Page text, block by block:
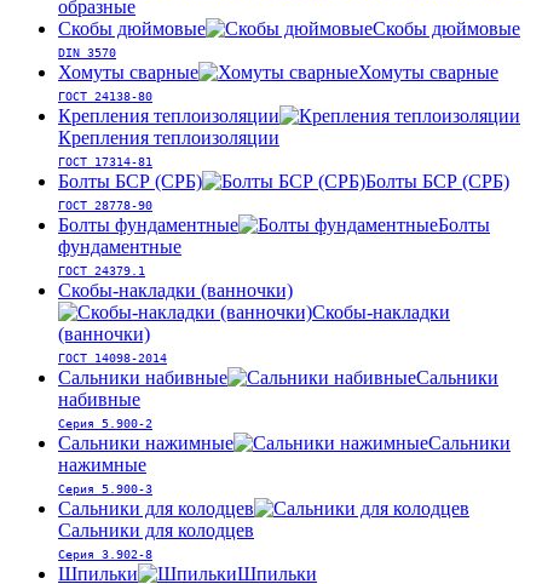
образные
Скобы дюймовые
Скобы дюймовые
DIN 3570
Хомуты сварные Хомуты сварные
ГОСТ 24138-80
Крепления теплоизоляции
Крепления теплоизоляции
ГОСТ 17314-81
Болты БСР (СРБ) Болты БСР (СРБ)
ГОСТ 28778-90
Болты фундаментные
Болты
фундаментные
ГОСТ 24379.1
Скобы-накладки (ванночки)
Скобы-накладки
(ванночки)
ГОСТ 14098-2014
Сальники набивные
Сальники
набивные
Серия 5.900-2
Сальники нажимные
Сальники
нажимные
Серия 5.900-3
Сальники для колодцев
Сальники для колодцев
Серия 3.902-8
Шпильки
Шпильки